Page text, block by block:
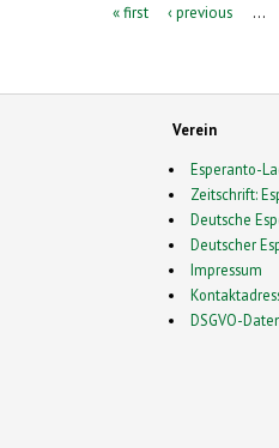
« first ‹ previous …
Verein
Esperanto-
Zeitschrift:
Deutsche
Deutscher
Impressum
DSGVO-